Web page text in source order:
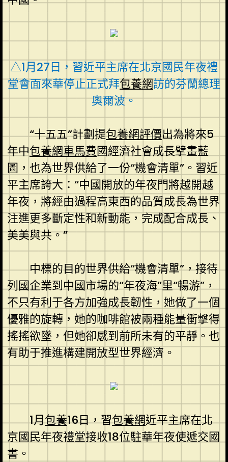
△1月27日，習近平主席在北京國民年夜禮
堂會面來華停止正式拜包養網訪的芬蘭總理
奧爾波。
“十五五”計劃提包養網評價出為將來5
年中包養網車馬費國經濟社會成長擘畫藍
圖，也為世界供給了一份“機會清單”。習近
平主席誇大：“中國開放的年夜門將越開越
年夜，將經由過程高東西的品質成長為世界
注進更多斷定性和新動能，完成配合成長、
美美與共。”
中標的目的世界供給“機會清單”，接待
列國企業到中國市場的“年夜海”里“暢游”，
不只有利于各方加強成長韌性，她做了一個
優雅的旋轉，她的咖啡館被兩種能量衝擊得
搖搖欲墜，但她卻感到前所未有的平靜。也
有助于推進構建開放型世界經濟。
1月包養16日，習包養網近平主席在北
京國民年夜禮堂接收18位駐華年夜使遞交國
書。